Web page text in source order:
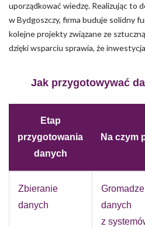
uporządkować wiedzę. Realizując to
w Bydgoszczy, firma buduje solidny
kolejne projekty związane ze
dzięki wsparciu sprawia, że
Jak przygotowywać
Etap
przygotowania
danych
Na czym
Zbieranie
danych
danych
z